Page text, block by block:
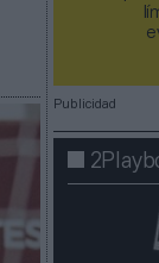
Publicidad